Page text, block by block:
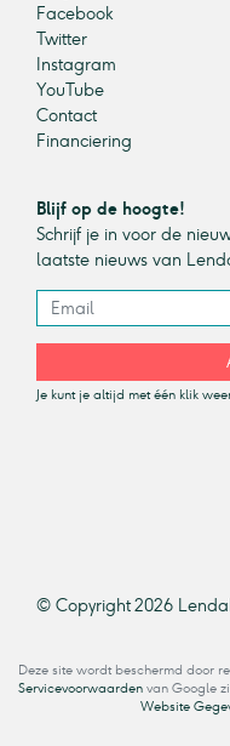
Facebook
Twitter
Instagram
YouTube
Contact
Financiering
Blijf op de hoogte!
Schrijf je in voor de
laatste nieuws van
Je kunt je altijd met één klik
© Copyright 2026
Deze site wordt beschermd door
Servicevoorwaarden van Google
Website